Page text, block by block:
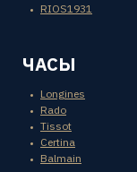
RIOS1931
ЧАСЫ
Longines
Rado
Tissot
Certina
Balmain